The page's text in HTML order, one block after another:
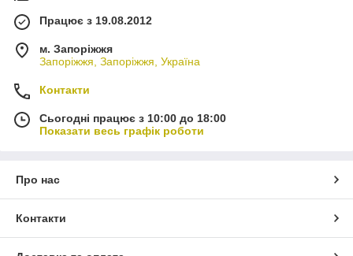
Працює з 19.08.2012
м. Запоріжжя
Запоріжжя, Запоріжжя, Україна
Контакти
Сьогодні працює з 10:00 до 18:00
Показати весь графік роботи
Про нас
Контакти